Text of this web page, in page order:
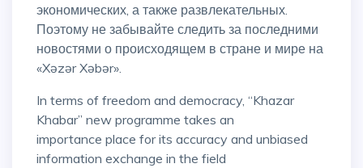
экономических, а также развлекательных.
Поэтому не забывайте следить за последними
новостями о происходящем в стране и мире на
«Xəzər Xəbər».
In terms of freedom and democracy, “Khazar
Khabar” new programme takes an
importance place for its accuracy and unbiased
information exchange in the field